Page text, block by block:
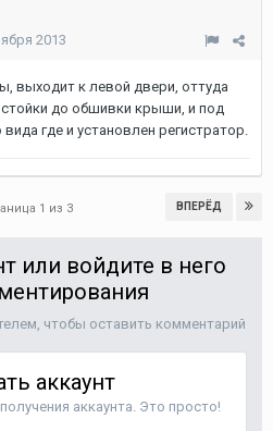
2013
выходит к левой двери, оттуда
до обшивки крыши, и под
где и установлен регистратор.
ВПЕРЁД
1 из 3
или войдите в него
чтобы оставить комментарий
аккаунт
аккаунта. Это просто!